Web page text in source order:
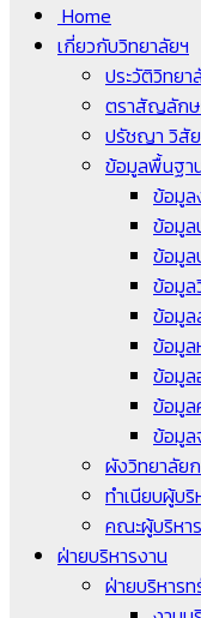
Home
เกี่ยวกับวิทยาลัยฯ
ประวัติวิทยา
ตราสัญลัก
ปรัชญา วิสั
ข้อมูลพื้นฐา
ข้อมู
ข้อมูล
ข้อมูล
ข้อมูล
ข้อมูล
ข้อมู
ข้อมูล
ข้อมู
ข้อมูล
ผังวิทยาลัย
ทำเนียบผู้บริ
คณะผู้บริหาร
ฝ่ายบริหารงาน
ฝ่ายบริหาร